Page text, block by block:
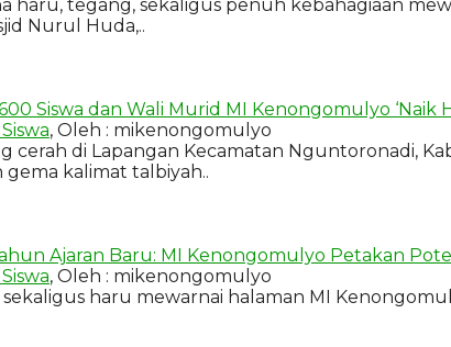
haru, tegang, sekaligus penuh kebahagiaan
Nurul Huda,..
Siswa dan Wali Murid MI Kenongomulyo ‘Naik
, Oleh : mikenongomulyo
cerah di Lapangan Kecamatan Nguntoronadi,
kalimat talbiyah..
Ajaran Baru: MI Kenongomulyo Petakan
, Oleh : mikenongomulyo
sekaligus haru mewarnai halaman MI